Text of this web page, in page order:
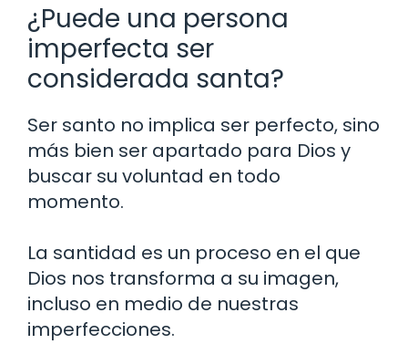
¿Puede una persona
imperfecta ser
considerada santa?
Ser santo no implica ser perfecto, sino
más bien ser apartado para Dios y
buscar su voluntad en todo
momento.
La santidad es un proceso en el que
Dios nos transforma a su imagen,
incluso en medio de nuestras
imperfecciones.